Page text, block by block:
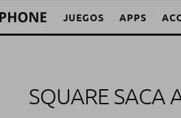
JUEGOS APPS
SQUARE SACA